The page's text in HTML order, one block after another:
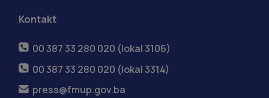
Kontakt
00 387 33 280 020 (lokal 3106)
00 387 33 280 020 (lokal 3314)
press@fmup.gov.ba